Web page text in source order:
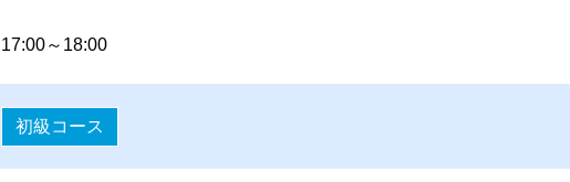
17:00～18:00
初級コース